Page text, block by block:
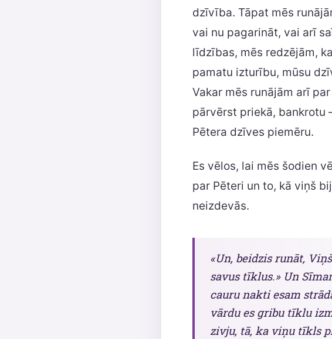
dzīvība. Tāpat mēs
vai nu pagarināt, vai arī
līdzības, mēs redzējām,
pamatu izturību, mūsu
Vakar mēs runājām arī
pārvērst priekā, bankrotu
Pētera dzīves piemēru.
Es vēlos, lai mēs šodien
par Pēteri un to, kā viņš
neizdevās.
«Un, beidzis runāt,
savus tīklus.» Un
cauru nakti esam
vārdu es gribu tīklu
zivju, tā, ka viņu tīkls